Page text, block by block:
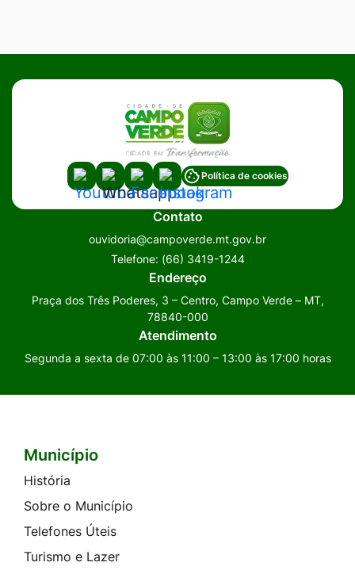
Acessar
a
Social
Acessar
a
Social
Whatsapp
Acessar
a
Rede
Social
Facebook
Acessar
a
Rede
Social
Instagram
Política de cookies
Contato
ouvidoria@campoverde.mt.gov.br
Telefone: (66) 3419-1244
Endereço
Praça dos Três Poderes, 3 – Centro, Campo Verde – MT,
78840-000
Atendimento
Segunda a sexta de 07:00 às 11:00 – 13:00 às 17:00 horas
Seção do Rodapé e Contato
Município
História
Sobre o Município
Telefones Úteis
Turismo e Lazer